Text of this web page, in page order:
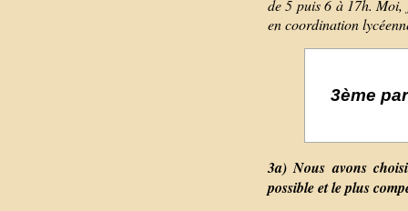
de 5 puis 6 à 17h. Moi,
en coordination
3ème
3a) Nous avons
possible et le plus